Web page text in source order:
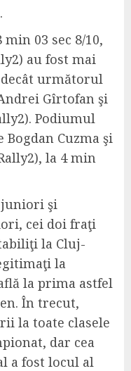
03 sec 8/10,
au fost mai
decât următorul
Gîrtofan şi
Podiumul
Cuzma şi
la 4 min
juniori şi
cei doi fraţi
la Cluj-
la
la prima astfel
În trecut,
la toate clasele
dar cea
a fost locul al